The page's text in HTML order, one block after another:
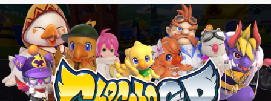
« Le Béton et le Bambou / Propositions pour Mayotte et le Monde. » - Améliorations !
Star Fox
PsyRiver 2026 : la magie revient sur les rives de l’Aar
« MOFUSAND / Parler Japonais » – Des Expressions Pratiques !